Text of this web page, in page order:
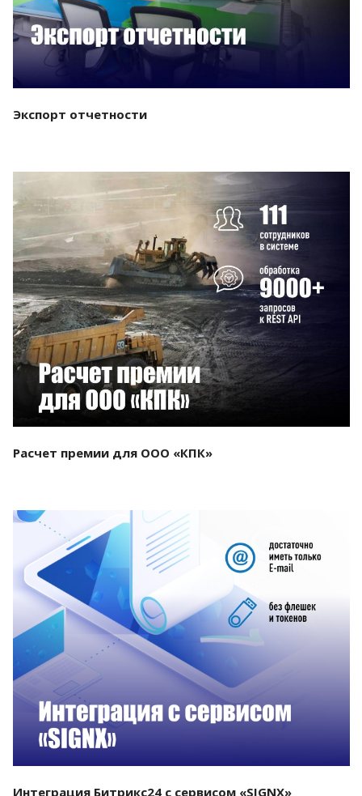
Экспорт отчетности
Смотреть проект
Расчет премии для ООО «КПК»
Смотреть проект
Интеграция Битрикс24 с сервисом «SIGNX»